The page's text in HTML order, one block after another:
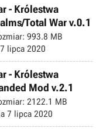
- Królestwa
Total War v.0.1
993.8 MB
7 lipca 2020
- Królestwa
Mod v.2.1
2122.1 MB
7 lipca 2020